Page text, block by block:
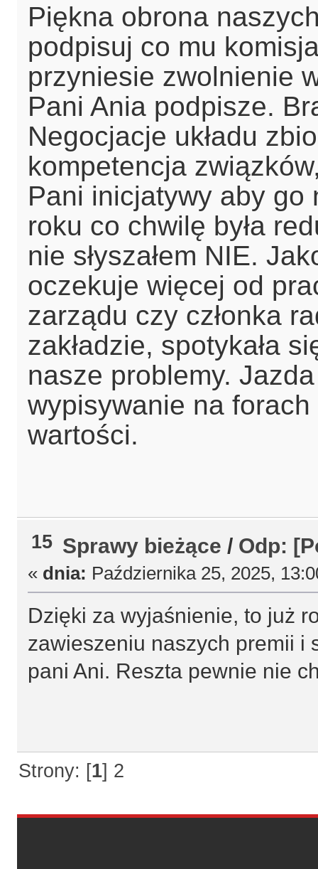
Piękna obrona
podpisuj co mu
przyniesie zwolnienie
Pani Ania podpisze.
Negocjacje układu
kompetencja
Pani inicjatywy aby go
roku co chwilę była
nie słyszałem NIE.
oczekuje więcej od
zarządu czy członka
zakładzie, spotykała
nasze problemy.
wypisywanie na
wartości.
15 Sprawy bieżące / Odp:
« dnia: Października 25, 2025,
Dzięki za wyjaśnienie, to już
zawieszeniu naszych premii i
pani Ani. Reszta pewnie nie
Strony: [1] 2